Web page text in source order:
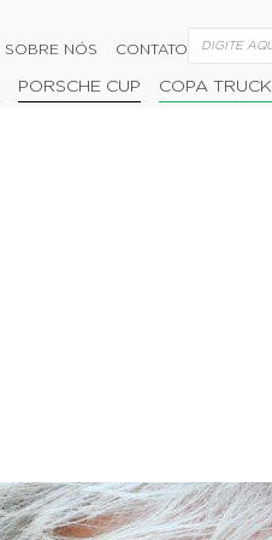
SOBRE NÓS CONTATO
PORSCHE CUP COPA TRUCK